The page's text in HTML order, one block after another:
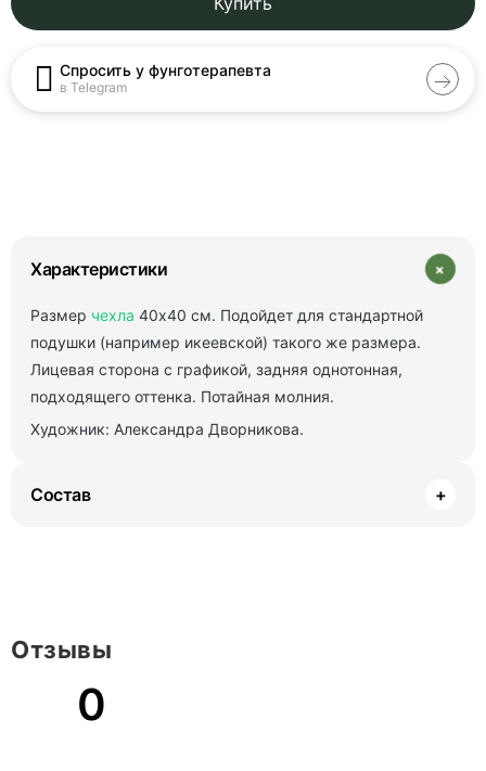
Спросить у фунготерапевта
в Telegram
Характеристики +
Размер чехла 40х40 см. Подойдет для стандартной
подушки (например икеевской) такого же размера.
Лицевая сторона с графикой, задняя однотонная,
подходящего оттенка. Потайная молния.
Художник: Александра Дворникова.
Состав +
0
Отзывы